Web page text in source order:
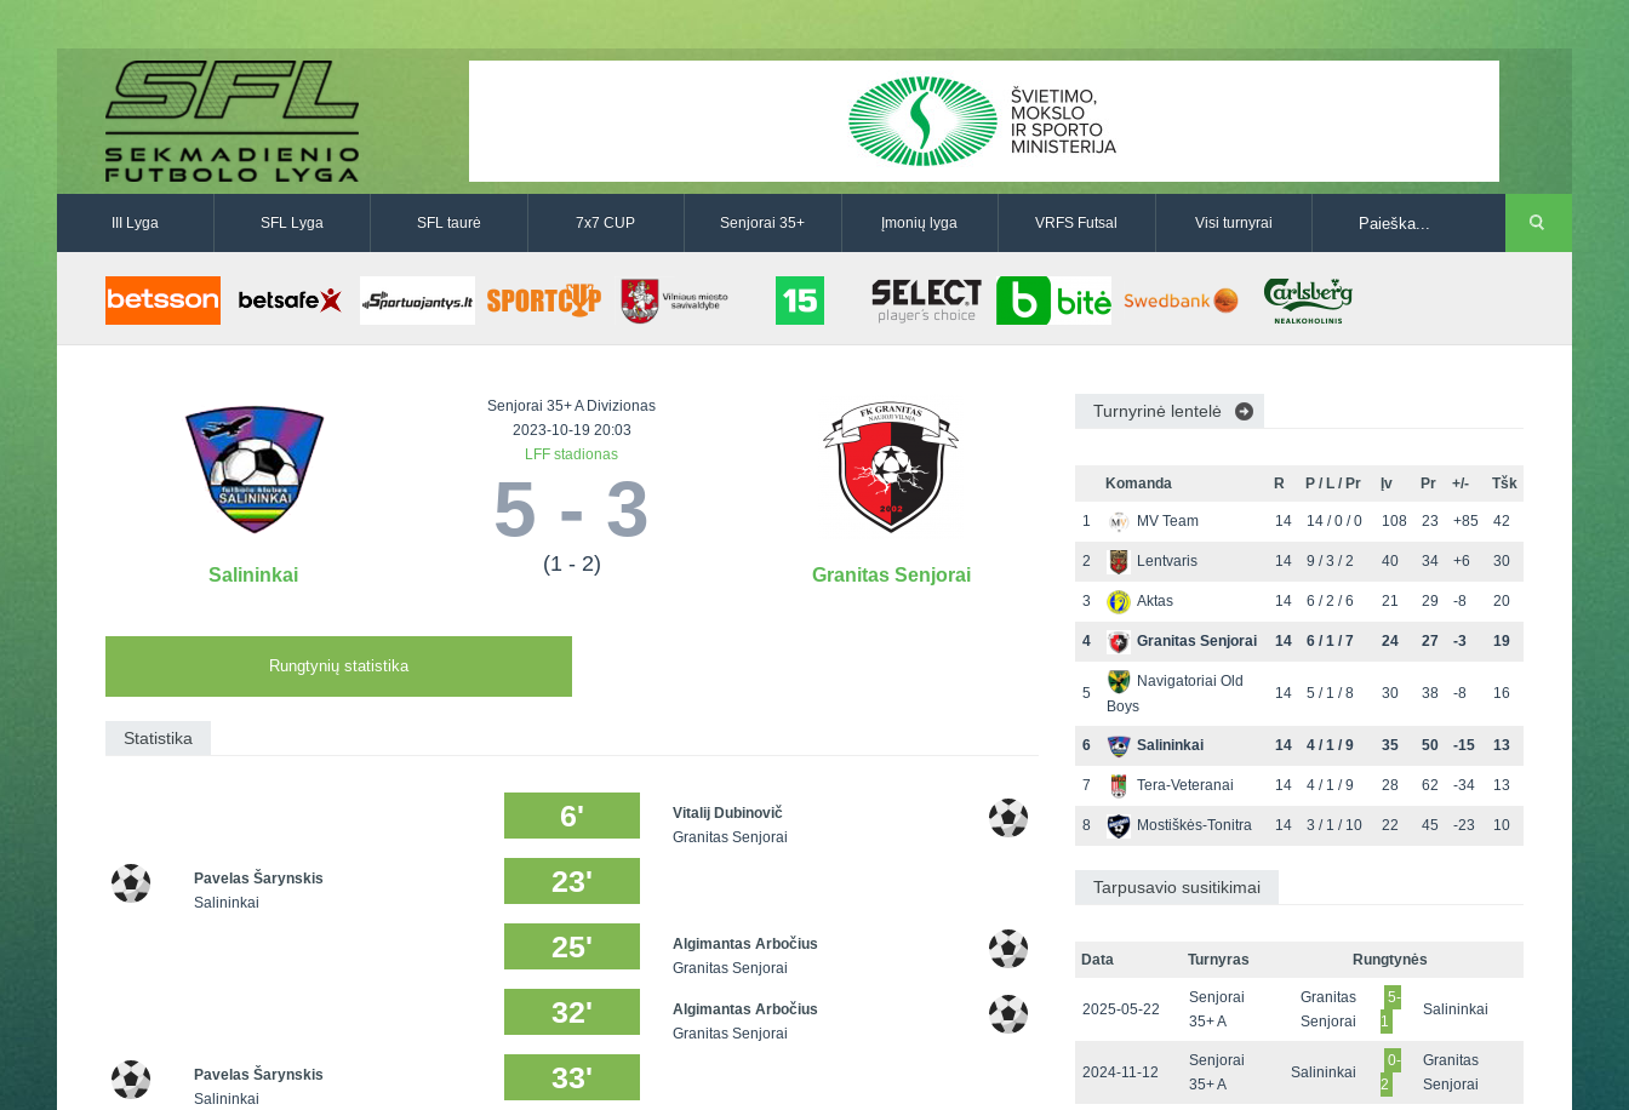
III Lyga SFL Lyga SFL taurė 7x7 CUP Senjorai 35+ Įmonių lyga VRFS Futsal Visi turnyrai
Salininkai
Senjorai 35+ A Divizionas
2023-10-19 20:03
LFF stadionas
5 - 3
(1 - 2) Granitas Senjorai
Rungtynių statistika
Statistika
6'
Vitalij Dubinovič
Granitas Senjorai
Pavelas Šarynskis
Salininkai
23'
25'
Algimantas Arbočius
Granitas Senjorai
32'
Algimantas Arbočius
Granitas Senjorai
Pavelas Šarynskis
Salininkai
33'
Turnyrinė lentelė
Komanda R P / L / Pr Įv Pr +/- Tšk
1 MV Team 14 14 / 0 / 0 108 23 +85 42
2 Lentvaris 14 9 / 3 / 2 40 34 +6 30
3 Aktas 14 6 / 2 / 6 21 29 -8 20
4 Granitas Senjorai 14 6 / 1 / 7 24 27 -3 19
5
Navigatoriai Old
Boys
14 5 / 1 / 8 30 38 -8 16
6 Salininkai 14 4 / 1 / 9 35 50 -15 13
7 Tera-Veteranai 14 4 / 1 / 9 28 62 -34 13
8 Mostiškės-Tonitra 14 3 / 1 / 10 22 45 -23 10
Tarpusavio susitikimai
Data Turnyras Rungtynės
2025-05-22
Senjorai
35+ A
Granitas
Senjorai
5-
1
Salininkai
2024-11-12
Senjorai
35+ A
Salininkai
0-
2
Granitas
Senjorai